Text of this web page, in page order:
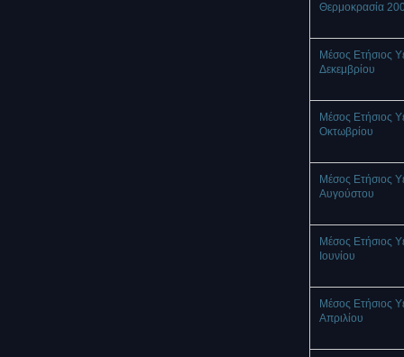
Θερμοκρασία
Μέσος Ετήσιος
Δεκεμβρίου
Μέσος Ετήσιος
Οκτωβρίου
Μέσος Ετήσιος
Αυγούστου
Μέσος Ετήσιος
Ιουνίου
Μέσος Ετήσιος
Απριλίου